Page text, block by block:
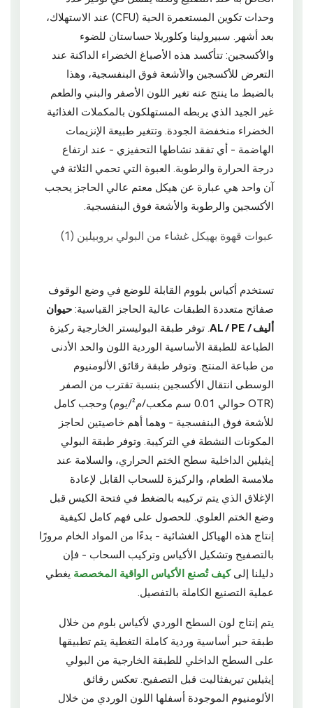
وحدات تكوين المستعمرة الحية (CFU) عند الاستهلاك،
بعد أشهر. سبيرولينا وكلوريلا حساستان للضوء
والأكسجين: تتأكسد هذه الأصباغ الخضراء الداكنة عند
التعرض للأكسجين والأشعة فوق البنفسجية، وهذا
بالضبط ما ينتج عنه تغير اللون الأصفر والبني والطعم
غير الجيد الذي يربطه المستهلكون بالمكملات الغذائية
الخضراء منخفضة الجودة. وتتغير طبيعة الإنزيمات
الهاضمة - أي تفقد نشاطها التحفيزي - عند ارتفاع
درجة الحرارة والرطوبة. العبوة التي تحمي الثلاثة في
آن واحد هي عبارة عن هيكل معتم عالي الحاجز يحجب
الأكسجين والرطوبة والأشعة فوق البنفسجية.
تستخدم أكياس بلووم القابلة للوضع في وضع الوقوف
صفائح متعددة الطبقات عالية الحاجز القياسية: حيوان
أليف / AL / PE
. توفر طبقة البوليستر الخارجية ركيزة
الطباعة للطبقة الأساسية الوردية اللون والحد الأدنى
من طباعة المنتج. وتوفر طبقة رقائق الألومنيوم
الوسطى انتقال الأكسجين بنسبة تقترب من الصفر
(OTR حوالي 0.01 سم مكعب/م²/يوم) وحجب كامل
للأشعة فوق البنفسجية - وهما أهم خاصيتين لحاجز
المكونات النشطة في التركيبة. وتوفر طبقة البولي
إيثيلين الداخلية سطح الختم الحراري، والسلامة عند
ملامسة الطعام، والركيزة للسحاب القابل لإعادة
الإغلاق الذي يتم تركيبه بالضغط في فتحة الكيس قبل
وضع الختم العلوي. للحصول على فهم كامل لكيفية
إنتاج هذه الهياكل الغشائية - بدءًا من المواد الخام مرورًا
بالتصفيح وتشكيل الأكياس وتركيب السحاب - فإن
دليلنا إلى كيف تُصنع الأكياس الواقية المخصصة يغطي
عملية التصنيع الكاملة بالتفصيل.
يتم إنتاج لون السطح الوردي لأكياس بلوم من خلال
طبقة حبر أساسية وردية كاملة التغطية يتم تطبيقها
على السطح الداخلي للطبقة الخارجية من البولي
إيثيلين تيريفثاليت قبل التصفيح. تعكس رقائق
الألومنيوم الموجودة أسفلها اللون الوردي من خلال